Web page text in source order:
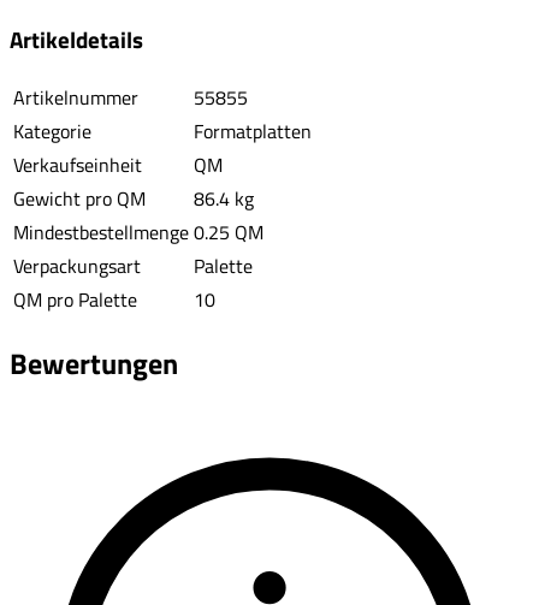
Artikeldetails
Artikelnummer
55855
Kategorie
Formatplatten
Verkaufseinheit
QM
Gewicht pro QM
86.4 kg
Mindestbestellmenge0.25 QM
Verpackungsart
Palette
QM pro Palette
10
Bewertungen